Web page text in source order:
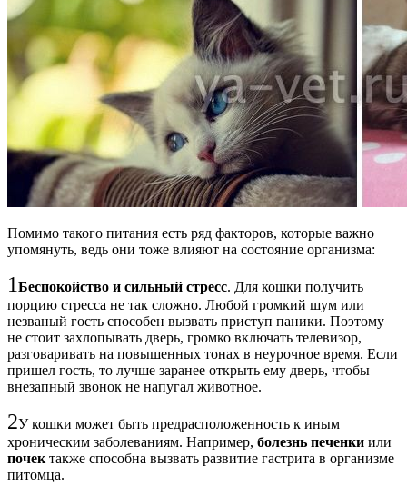
Помимо такого питания есть ряд факторов, которые важно
упомянуть, ведь они тоже влияют на состояние организма:
1 Беспокойство и сильный стресс. Для кошки получить
порцию стресса не так сложно. Любой громкий шум или
незваный гость способен вызвать приступ паники. Поэтому
не стоит захлопывать дверь, громко включать телевизор,
разговаривать на повышенных тонах в неурочное время. Если
пришел гость, то лучше заранее открыть ему дверь, чтобы
внезапный звонок не напугал животное.
2У кошки может быть предрасположенность к иным
хроническим заболеваниям. Например, болезнь печенки или
почек также способна вызвать развитие гастрита в организме
питомца.